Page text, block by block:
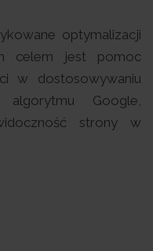
optymalizacji
celem jest pomoc
w dostosowywaniu
Google,
strony w